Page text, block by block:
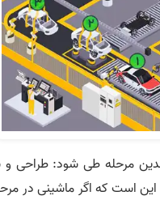
مرحله طی شود: طراحی
این است که اگر ماشینی در